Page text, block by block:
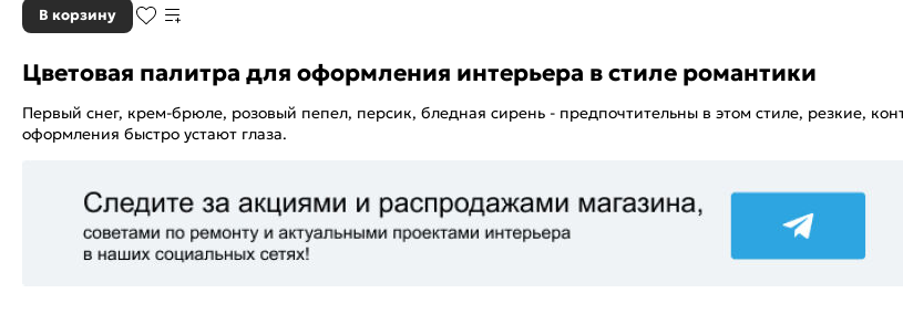
В корзину
Цветовая палитра для оформления интерьера в стиле романтики
Первый снег, крем-брюле, розовый пепел, персик, бледная сирень - предпочтительны в этом стиле, резкие,
оформления быстро устают глаза.